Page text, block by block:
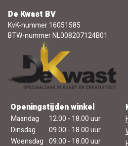
De Kwast BV
KvK-nummer 16051585
BTW-nummer NL008207124B01
Openingstijden winkel
Maandag
12.00 - 18.00 uur
Dinsdag
09.00 - 18.00 uur
Woensdag 09.00 - 18.00 uur